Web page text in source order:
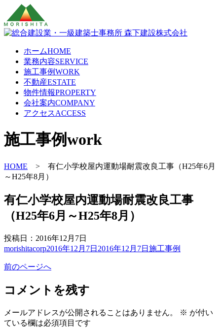
ホームHOME
業務内容SERVICE
施工事例WORK
不動産ESTATE
物件情報PROPERTY
会社案内COMPANY
アクセスACCESS
施工事例work
HOME > 有仁小学校屋内運動場耐震改良工事（H25年6月
～H25年8月）
有仁小学校屋内運動場耐震改良工事
（H25年6月～H25年8月）
投稿日：2016年12月7日
投
者
morishitacorp投
日:
2016年12月7日 2016年12月7日 カ
施工事例
前のページへ
コメントを残す
メールアドレスが公開されることはありません。 ※ が付い
ている欄は必須項目です